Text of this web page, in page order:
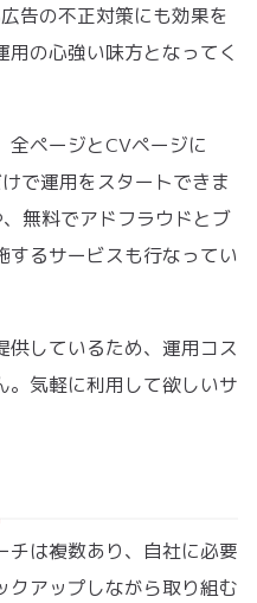
告の不正対策にも効果を
の心強い味方となってく
全ページとCVページに
で運用をスタートできま
無料でアドフラウドとブ
するサービスも行なってい
しているため、運用コス
。気軽に利用して欲しいサ
チは複数あり、自社に必要
クアップしながら取り組む